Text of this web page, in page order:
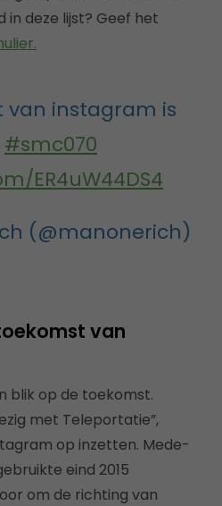
in deze lijst? Geef het
van instagram is
#smc070
ER4uW44DS4
(@manonerich)
van
blik op de toekomst.
met Teleportatie”,
op inzetten. Mede-
eind 2015
om de richting van